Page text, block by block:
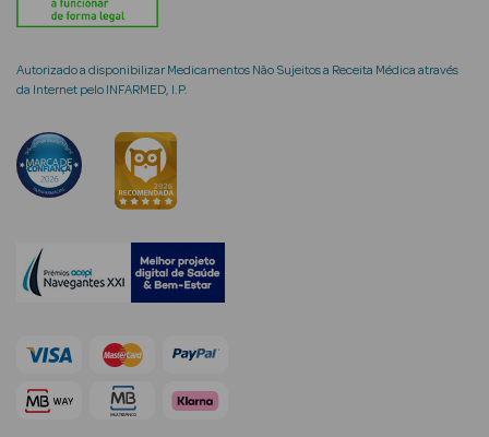
Rosto e
Ver Tudo
Cosmética
Rosto
Hidratantes
Séruns Faciais
Creme de Olhos
Anti-
envelhecimento
Autorizado a disponibilizar Medicamentos Não Sujeitos a Receita Médica através
da Internet pelo INFARMED, I.P.